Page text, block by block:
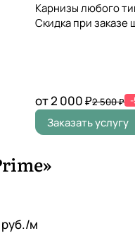
Карнизы любого
Скидка при
от 2 000 ₽2 500 ₽
Заказать услугу
м